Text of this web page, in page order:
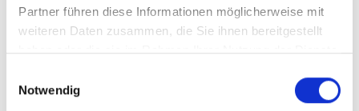
Partner führen diese Informationen möglicherweise mit
weiteren Daten zusammen, die Sie ihnen bereitgestellt
haben oder die sie im Rahmen Ihrer Nutzung der Dienste
Notwendig
ÄHNLICHE PRODUKTE